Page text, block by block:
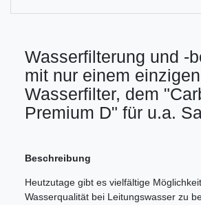
Wasserfilterung und -
mit nur einem einzigen
Wasserfilter, dem
Premium D" für u.a.
Beschreibung
Heutzutage gibt es vielfältige
Wasserqualität bei Leitungswasser zu